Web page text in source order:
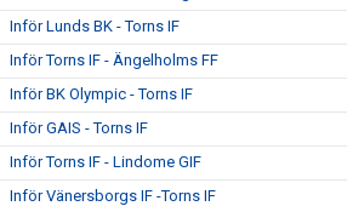
Inför Lunds BK - Torns IF
Inför Torns IF - Ängelholms FF
Inför BK Olympic - Torns IF
Inför GAIS - Torns IF
Inför Torns IF - Lindome GIF
Inför Vänersborgs IF -Torns IF